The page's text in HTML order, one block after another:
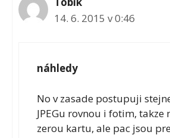
14. 6. 2015 v 0:46
náhledy
No v zasade postupuji
JPEGu rovnou i fotim, takze
zerou kartu, ale pac jsou